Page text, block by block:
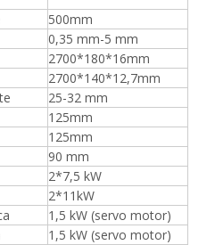
500mm
0,35 mm-5 mm
2700*180*16mm
2700*140*12,7mm
25-32 mm
125mm
125mm
90 mm
2*7,5 kW
2*11kW
1,5 kW (servo motor)
1,5 kW (servo motor)